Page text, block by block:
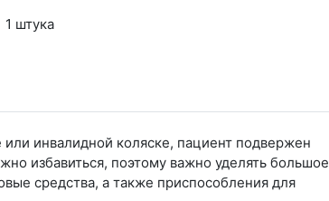
1 штука
инвалидной коляске, пациент подвержен
избавиться, поэтому важно уделять большое
средства, а также приспособления для